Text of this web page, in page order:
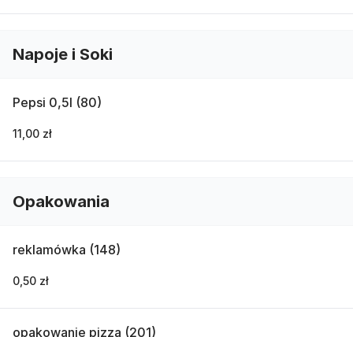
Napoje i Soki
Pepsi 0,5l (80)
11,00 zł
Opakowania
reklamówka (148)
0,50 zł
opakowanie pizza (201)